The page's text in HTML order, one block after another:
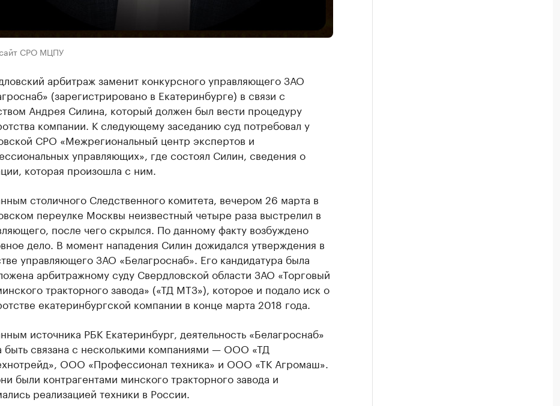
СРО МЦПУ
арбитраж заменит конкурсного управляющего ЗАО
(зарегистрировано в Екатеринбурге) в связи с
Андрея Силина, который должен был вести процедуру
компании. К следующему заседанию суд потребовал у
СРО «Межрегиональный центр экспертов и
управляющих», где состоял Силин, сведения о
которая произошла с ним.
столичного Следственного комитета, вечером 26 марта в
переулке Москвы неизвестный четыре раза выстрелил в
после чего скрылся. По данному факту возбуждено
дело. В момент нападения Силин дожидался утверждения в
управляющего ЗАО «Белагроснаб». Его кандидатура была
арбитражному суду Свердловской области ЗАО «Торговый
тракторного завода» («ТД МТЗ»), которое и подало иск о
екатеринбургской компании в конце марта 2018 года.
источника РБК Екатеринбург, деятельность «Белагроснаб»
быть связана с несколькими компаниями — ООО «ТД
ООО «Профессионал техника» и ООО «ТК Агромаш».
были контрагентами минского тракторного завода и
реализацией техники в России.